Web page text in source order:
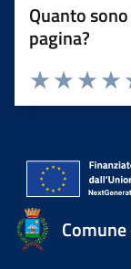
Quanto
pagina?
Valuta
Valuta 2
Valuta 1 stelle